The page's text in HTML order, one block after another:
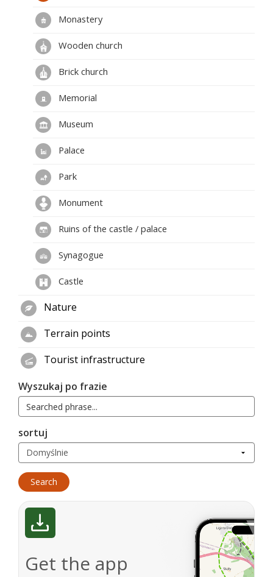
Monastery
Wooden church
Brick church
Memorial
Museum
Palace
Park
Monument
Ruins of the castle / palace
Synagogue
Castle
Nature
Terrain points
Tourist infrastructure
Wyszukaj po frazie
sortuj
Get the app